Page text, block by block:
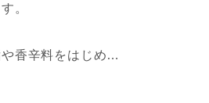
。
香辛料をはじめ…